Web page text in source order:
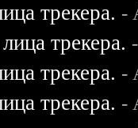
трекера. -
трекера.
трекера. -
трекера. -